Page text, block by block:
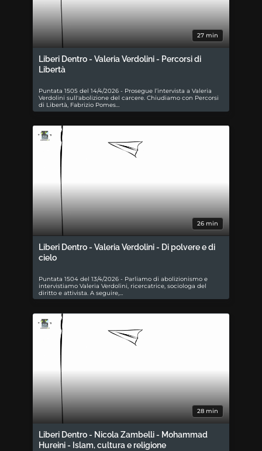
27 min
Liberi Dentro - Valeria Verdolini - Percorsi di
Libertà
Puntata 1505 del 14/4/2026 - Prosegue l’intervista a Valeria
Verdolini sull'abolizione del carcere. Chiudiamo con Percorsi
di Libertà, Fabrizio Pomes…
26 min
Liberi Dentro - Valeria Verdolini - Di polvere e di
cielo
Puntata 1504 del 13/4/2026 - Parliamo di abolizionismo e
intervistiamo Valeria Verdolini, ricercatrice, sociologa del
diritto e attivista. A seguire,…
28 min
Liberi Dentro - Nicola Zambelli - Mohammad
Hureini - Islam, cultura e religione